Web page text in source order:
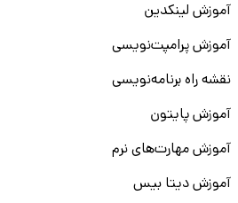
آموزش لینکدین
آموزش پرامپت‌نویسی
نقشه راه برنامه‌نویسی
آموزش پایتون
آموزش مهارت‌های نرم
آموزش دیتا بیس